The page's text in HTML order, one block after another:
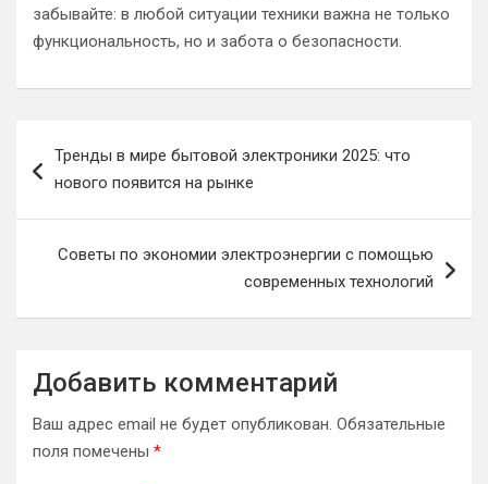
забывайте: в любой ситуации техники важна не только
функциональность, но и забота о безопасности.
по
Тренды в мире бытовой электроники 2025: что
нового появится на рынке
Советы по экономии электроэнергии с помощью
современных технологий
Добавить комментарий
Ваш адрес email не будет опубликован. Обязательные
поля помечены *